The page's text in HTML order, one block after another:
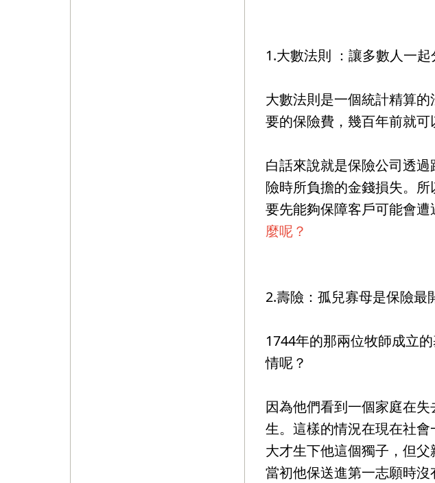
1.大數法則 ：讓多數人一
大數法則是一個統計精算
要的保險費，幾百年前就可
白話來說就是保險公司透
險時所負擔的金錢損失。
要先能夠保障客戶可能會
麼呢？
2.壽險：孤兒寡母是保險最
1744年的那兩位牧師成立
情呢？
因為他們看到一個家庭在
生。這樣的情況在現在社
大才生下他這個獨子，但
當初他保送進第一志願時沒